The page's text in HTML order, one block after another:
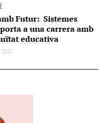
Futur: Sistemes
a una carrera amb
educativa
2025